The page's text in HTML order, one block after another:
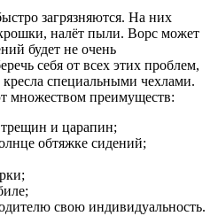
загрязняются. На них
налёт пыли. Ворс может
будет не очень
себя от всех этих проблем,
специальными чехлами.
множеством преимуществ:
и царапин;
обтяжке сидений;
свою индивидуальность.